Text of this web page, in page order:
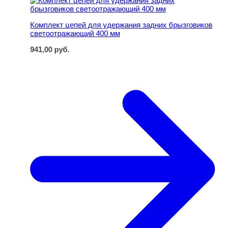
Комплект цепей для удержания задних брызговиков
светоотражающий 400 мм
941,00 руб.